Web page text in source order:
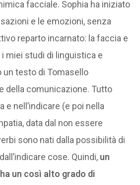
facciale. Sophia ha iniziato
e le emozioni, senza
reparto incarnato: la faccia e
i miei studi di linguistica e
un testo di Tomasello
della comunicazione. Tutto
e nell’indicare (e poi nella
data dal non essere
sono nati dalla possibilità di
cose. Quindi, un
un così alto grado di